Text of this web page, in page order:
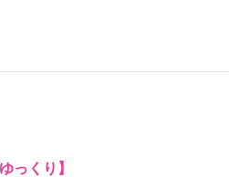
っくり】